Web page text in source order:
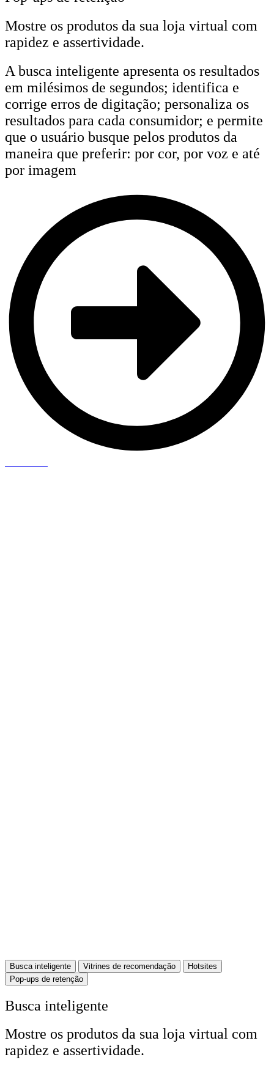
Mostre os produtos da sua loja virtual com
rapidez e assertividade.
A busca inteligente apresenta os resultados
em milésimos de segundos; identifica e
corrige erros de digitação; personaliza os
resultados para cada consumidor; e permite
que o usuário busque pelos produtos da
maneira que preferir: por cor, por voz e até
por imagem
Busca inteligente Vitrines de recomendação
Hotsites
Pop-ups de retenção
Busca inteligente
Mostre os produtos da sua loja virtual com
rapidez e assertividade.